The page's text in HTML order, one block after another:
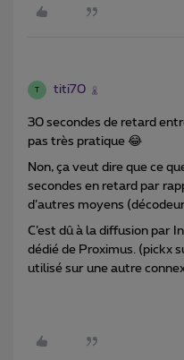
T titi70
30 secondes de retard
pas très pratique 😂
Non, ça veut dire que ce
secondes en retard par
d’autres moyens
C’est dû à la diffusion par
dédié de Proximus. (pickx
utilisé sur une autre